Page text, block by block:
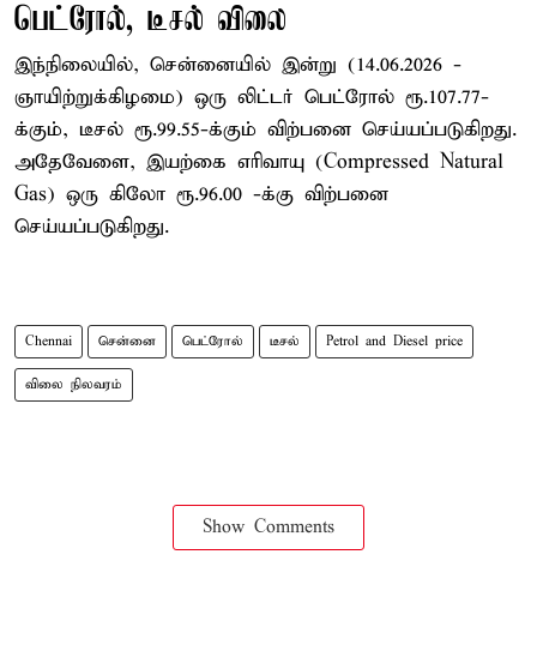
பெட்ரோல், டீசல் விலை
இந்நிலையில், சென்னையில் இன்று (14.06.2026 -
ஞாயிற்றுக்கிழமை) ஒரு லிட்டர் பெட்ரோல் ரூ.107.77-
க்கும், டீசல் ரூ.99.55-க்கும் விற்பனை செய்யப்படுகிறது.
அதேவேளை, இயற்கை எரிவாயு (Compressed Natural
Gas) ஒரு கிலோ ரூ.96.00 -க்கு விற்பனை
செய்யப்படுகிறது.
Chennai சென்னை பெட்ரோல் டீசல் Petrol and Diesel price
விலை நிலவரம்
Show Comments